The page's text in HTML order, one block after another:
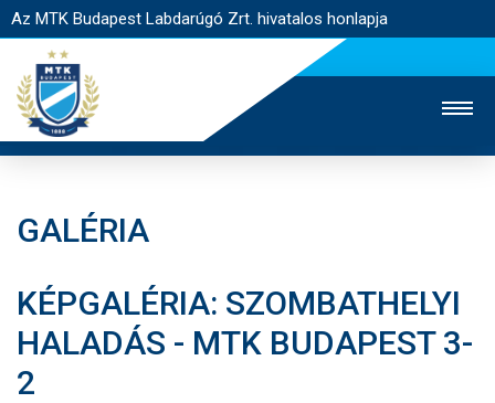
Az MTK Budapest Labdarúgó Zrt. hivatalos honlapja
JEGYÉRTÉKESÍTÉS
WEBSHOP
STADION
EGYESÜLET
KAPCSOLAT
GALÉRIA
KÉPGALÉRIA: SZOMBATHELYI
HALADÁS - MTK BUDAPEST 3-
2